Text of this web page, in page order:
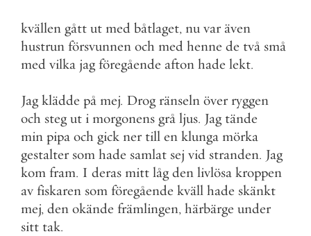
kvällen gått ut med båtlaget, nu var även
hustrun försvunnen och med henne de två små
med vilka jag föregående afton hade lekt.
Jag klädde på mej. Drog ränseln över ryggen
och steg ut i morgonens grå ljus. Jag tände
min pipa och gick ner till en klunga mörka
gestalter som hade samlat sej vid stranden. Jag
kom fram. I deras mitt låg den livlösa kroppen
av fiskaren som föregående kväll hade skänkt
mej, den okände främlingen, härbärge under
sitt tak.